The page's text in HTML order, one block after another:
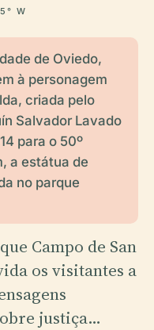
W
de Oviedo,
à personagem
criada pelo
Salvador Lavado
para o 50º
a estátua de
no parque
Campo de San
os visitantes a
justiça…